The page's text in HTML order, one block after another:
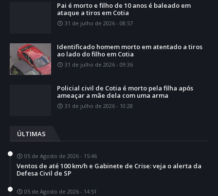
Pai é morto e filho de 10 anos é baleado em
ataque a tiros em Cotia
31 de julho de 2026 - 08:57
Identificado homem morto em atentado a tiros
ao lado do filho em Cotia
31 de julho de 2026 - 09:36
Policial civil de Cotia é morto pela filha após
ameaçar a mãe dela com uma arma
31 de julho de 2026 - 10:28
ÚLTIMAS
05 de Agosto de 2026 - 15:46
Ventos de até 100 km/h e Gabinete de Crise: veja o alerta da
Defesa Civil de SP
05 de Agosto de 2026 - 14:51